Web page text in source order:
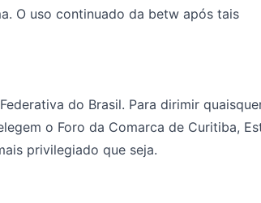
O uso continuado da betw após tais
do Brasil. Para dirimir
o Foro da Comarca de Curitiba,
privilegiado que seja.